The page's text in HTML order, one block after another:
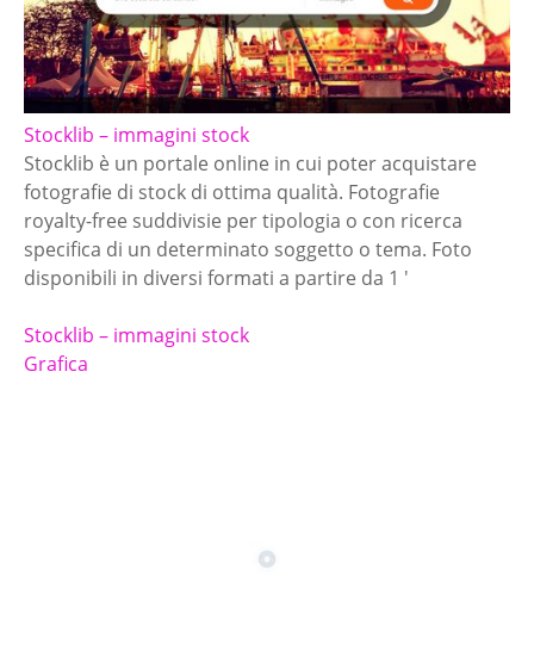
Stocklib – immagini stock
Stocklib è un portale online in cui poter acquistare
fotografie di stock di ottima qualità. Fotografie
royalty-free suddivisie per tipologia o con ricerca
specifica di un determinato soggetto o tema. Foto
disponibili in diversi formati a partire da 1 '
Stocklib – immagini stock
Grafica